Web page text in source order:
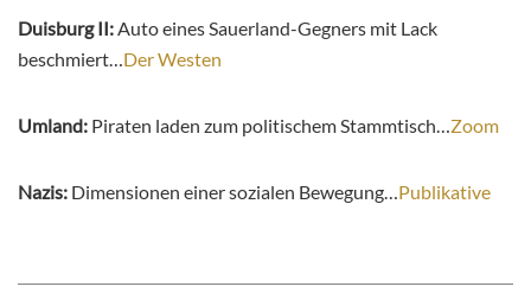
Duisburg II:Auto eines Sauerland-Gegners mit Lack
beschmiert…Der Westen
Umland: Piraten laden zum politischem Stammtisch…Zoom
Nazis: Dimensionen einer sozialen Bewegung…Publikative